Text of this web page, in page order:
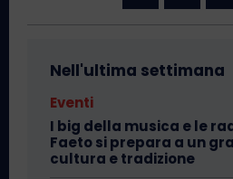
Nell'ultima settimana
Eventi
I big della musica e le
Faeto si prepara a un
cultura e tradizione